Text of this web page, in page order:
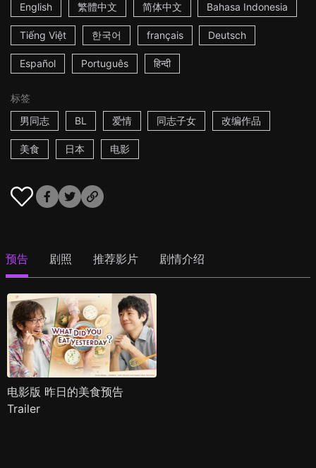
English
繁體中文 简体中文 Bahasa Indonesia
Tiếng Việt 한국어 français Deutsch
Español Português हिन्दी
标签
男同志
BL 爱情 同志子女 改编作品
美食 日本 电影
预告 剧照 推荐影片 剧情介绍
电影版 昨日的美食预告
Trailer